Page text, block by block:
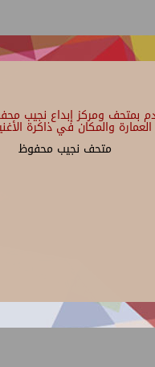
بمتحف ومركز إبداع نجيب
والمكان في ذاكرة
متحف نجيب محفوظ